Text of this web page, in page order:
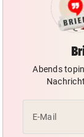
Abends
E-Mail